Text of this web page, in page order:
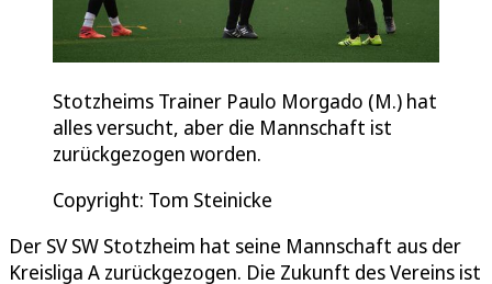
Stotzheims Trainer Paulo Morgado (M.) hat
alles versucht, aber die Mannschaft ist
zurückgezogen worden.
Copyright: Tom Steinicke
Der SV SW Stotzheim hat seine Mannschaft aus der
Kreisliga A zurückgezogen. Die Zukunft des Vereins ist